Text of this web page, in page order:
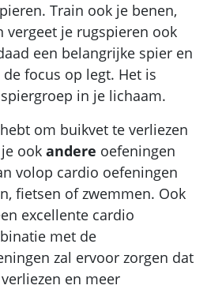
Train ook je benen,
vergeet je rugspieren ook
een belangrijke spier en
focus op legt. Het is
in je lichaam.
om buikvet te verliezen
ook andere oefeningen
volop cardio oefeningen
fietsen of zwemmen. Ook
excellente cardio
met de
zal ervoor zorgen dat
en meer